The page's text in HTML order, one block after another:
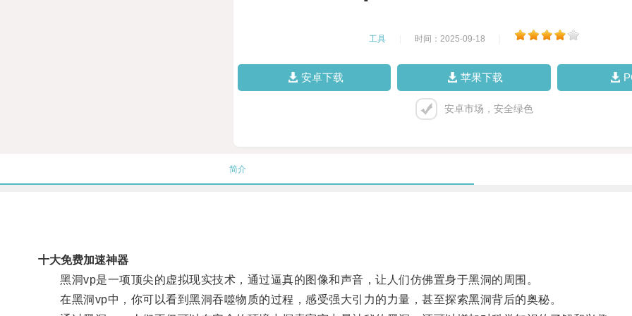
工具 时间：2025-09-18
安卓下载 苹果下载
安卓市场，安全绿色
简介
十大免费加速神器
黑洞vp是一项顶尖的虚拟现实技术，通过逼真的图像和声音，让人们仿佛置身于黑洞的周围。
在黑洞vp中，你可以看到黑洞吞噬物质的过程，感受强大引力的力量，甚至探索黑洞背后的奥秘。